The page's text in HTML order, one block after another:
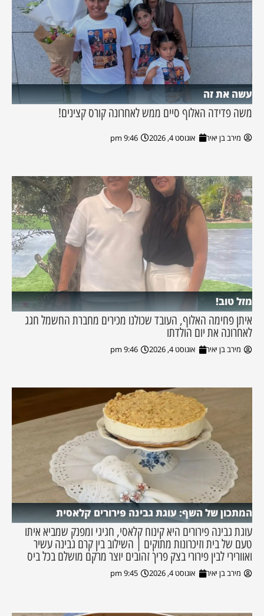
עשה את זה
משה פדידה האלוף סיים ממש לאחרונה קורס קצינים!
מירב בן יאיר אוגוסט 4, 2026 9:46 pm
מזל טוב!
איתן פחימה האלוף, העובד שכולנו מכירים מחברת החשמל חגג
לאחרונה את יום הולדתו
מירב בן יאיר אוגוסט 4, 2026 9:46 pm
המתכון של השף: עוגת גבינה פירורים קלאסית
עוגת גבינה פירורים היא קינוח קלאסי, חגיגי ומפנק שמביא איתו
טעם של בית וזיכרונות מתוקים | השילוב בין קרם גבינה עשיר
ואוורירי לבין פירורי בצק פריך זהובים יוצר מרקם מושלם בכל ביס
מירב בן יאיר אוגוסט 4, 2026 9:45 pm